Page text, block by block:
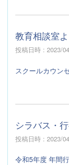
教育相談室
投稿日時 : 2023/
スクールカウン
シラバス・
投稿日時 : 2023/
令和5年度 年間